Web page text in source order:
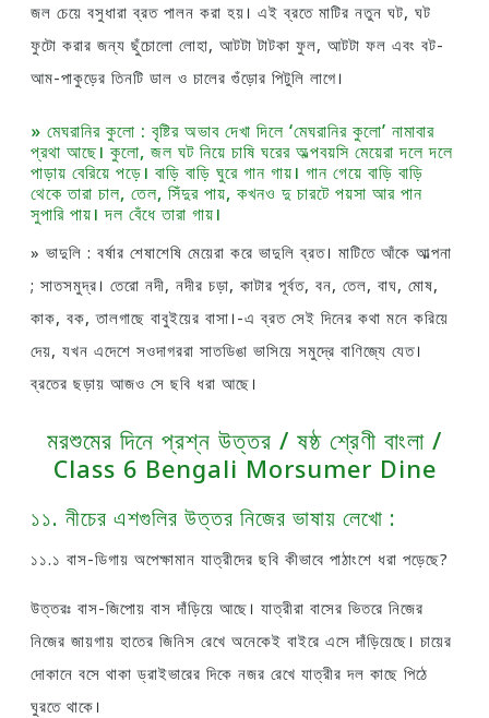
জল চেয়ে বসুধারা ব্রত পালন করা হয়। এই ব্রতে মাটির নতুন ঘট, ঘট
ফুটো করার জন্য ছুঁচোলাে লােহা, আটটা টাটকা ফুল, আটটা ফল এবং বট-
আম-পাকুড়ের তিনটি ডাল ও চালের গুঁড়াের পিটুলি লাগে।
» মেঘরানির কুলাে : বৃষ্টির অভাব দেখা দিলে ‘মেঘরানির কুলাে’ নামাবার
প্রথা আছে। কুলাে, জল ঘট নিয়ে চাষি ঘরের অল্পবয়সি মেয়েরা দলে দলে
পাড়ায় বেরিয়ে পড়ে। বাড়ি বাড়ি ঘুরে গান গায়। গান গেয়ে বাড়ি বাড়ি
থেকে তারা চাল, তেল, সিঁদুর পায়, কখনও দু চারটে পয়সা আর পান
সুপারি পায়। দল বেঁধে তারা গায়।
» ভাদুলি : বর্ষার শেষাশেষি মেয়েরা করে ভাদুলি ব্রত। মাটিতে আঁকে আল্পনা
; সাতসমুদ্র। তেরাে নদী, নদীর চড়া, কাটার পূর্বত, বন, তেল, বাঘ, মােষ,
কাক, বক, তালগাছে বাবুইয়ের বাসা।-এ ব্রত সেই দিনের কথা মনে করিয়ে
দেয়, যখন এদেশে সওদাগররা সাতডিঙা ভাসিয়ে সমুদ্রে বাণিজ্যে যেত।
ব্রতের ছড়ায় আজও সে ছবি ধরা আছে।
মরশুমের দিনে প্রশ্ন উত্তর / ষষ্ঠ শ্রেণী বাংলা /
Class 6 Bengali Morsumer Dine
১১. নীচের এশগুলির উত্তর নিজের ভাষায় লেখাে :
১১.১ বাস-ডিগায় অপেক্ষামান যাত্রীদের ছবি কীভাবে পাঠাংশে ধরা পড়েছে?
উত্তরঃ বাস-জিপােয় বাস দাঁড়িয়ে আছে। যাত্রীরা বাসের ভিতরে নিজের
নিজের জায়গায় হাতের জিনিস রেখে অনেকেই বাইরে এসে দাঁড়িয়েছে। চায়ের
দোকানে বসে থাকা ড্রাইভারের দিকে নজর রেখে যাত্রীর দল কাছে পিঠে
ঘুরতে থাকে।